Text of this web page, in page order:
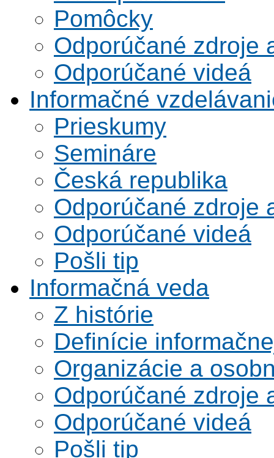
Pomôcky
Odporúčané zdroje
Odporúčané videá
Informačné
Prieskumy
Semináre
Česká republika
Odporúčané zdroje
Odporúčané videá
Pošli tip
Informačná veda
Z histórie
Definície
Organizácie a
Odporúčané zdroje
Odporúčané videá
Pošli tip